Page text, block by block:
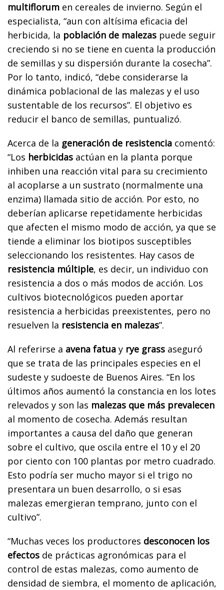
multiflorum en cereales de invierno. Según el
especialista, “aun con altísima eficacia del
herbicida, la población de malezas puede seguir
creciendo si no se tiene en cuenta la producción
de semillas y su dispersión durante la cosecha”.
Por lo tanto, indicó, “debe considerarse la
dinámica poblacional de las malezas y el uso
sustentable de los recursos”. El objetivo es
reducir el banco de semillas, puntualizó.
Acerca de la generación de resistencia comentó:
“Los herbicidas actúan en la planta porque
inhiben una reacción vital para su crecimiento
al acoplarse a un sustrato (normalmente una
enzima) llamada sitio de acción. Por esto, no
deberían aplicarse repetidamente herbicidas
que afecten el mismo modo de acción, ya que se
tiende a eliminar los biotipos susceptibles
seleccionando los resistentes. Hay casos de
resistencia múltiple, es decir, un individuo con
resistencia a dos o más modos de acción. Los
cultivos biotecnológicos pueden aportar
resistencia a herbicidas preexistentes, pero no
resuelven la resistencia en malezas”.
Al referirse a avena fatua y rye grass aseguró
que se trata de las principales especies en el
sudeste y sudoeste de Buenos Aires. “En los
últimos años aumentó la constancia en los lotes
relevados y son las malezas que más prevalecen
al momento de cosecha. Además resultan
importantes a causa del daño que generan
sobre el cultivo, que oscila entre el 10 y el 20
por ciento con 100 plantas por metro cuadrado.
Esto podría ser mucho mayor si el trigo no
presentara un buen desarrollo, o si esas
malezas emergieran temprano, junto con el
cultivo”.
“Muchas veces los productores desconocen los
efectos de prácticas agronómicas para el
control de estas malezas, como aumento de
densidad de siembra, el momento de aplicación,